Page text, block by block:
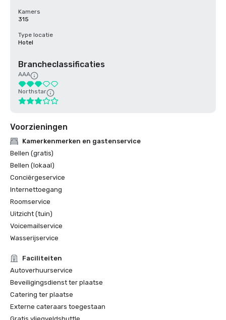
Kamers
315
Type locatie
Hotel
Brancheclassificaties
AAA
Northstar
Voorzieningen
Kamerkenmerken en gastenservice
Bellen (gratis)
Bellen (lokaal)
Conciërgeservice
Internettoegang
Roomservice
Uitzicht (tuin)
Voicemailservice
Wasserijservice
Faciliteiten
Autoverhuurservice
Beveiligingsdienst ter plaatse
Catering ter plaatse
Externe cateraars toegestaan